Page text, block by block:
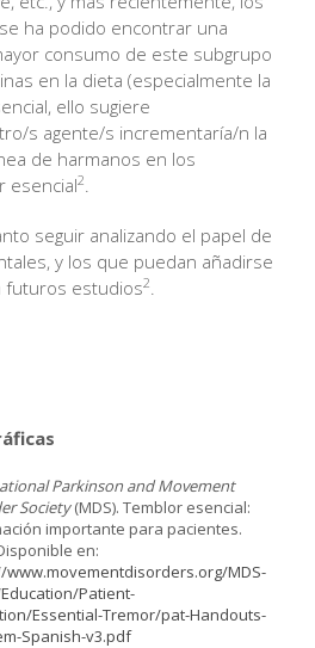
ha podido encontrar una
consumo de este subgrupo
en la dieta (especialmente la
ello sugiere
s agente/s incrementaría/n la
de harmanos en los
esencial2.
seguir analizando el papel de
y los que puedan añadirse
futuros estudios2.
Parkinson and Movement
Society(MDS). Temblor esencial:
importante para pacientes.
en:
www.movementdisorders.org/MDS-
Patient-
Essential-Tremor/pat-Handouts-
Spanish-v3.pdf